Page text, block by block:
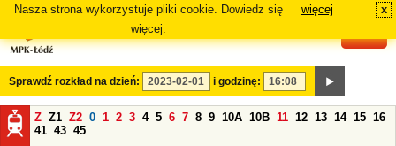
Nasza strona wykorzystuje pliki cookie. Dowiedz się
więcej.
więcej x
Sprawdź rozkład na dzień: i godzinę:
Z Z1 Z2 0 1 2 3 4 5 6 7 8 9 10A 10B 11 12 13 14 15 16
41 43 45